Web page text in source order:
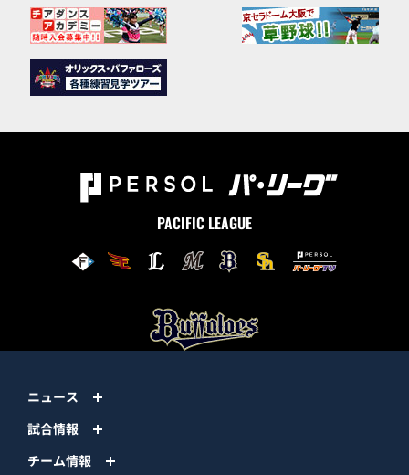
PACIFIC LEAGUE
ニュース
試合情報
チーム情報